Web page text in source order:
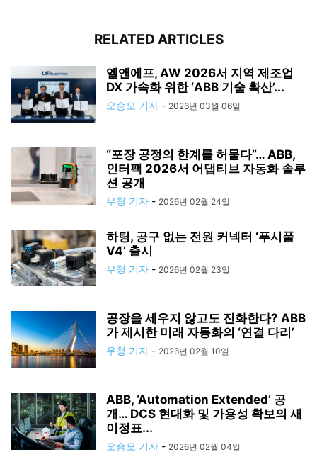
RELATED ARTICLES
엘앤에프, AW 2026서 지역 제조업
DX 가속화 위한 ‘ABB 기술 확산’...
오승모 기자 - 2026년 03월 06일
“포장 공정의 한계를 허물다”… ABB,
인터팩 2026서 어댑티브 자동화 솔루
션 공개
우청 기자 - 2026년 02월 24일
하팅, 공구 없는 전원 커넥터 ‘푸시풀
V4’ 출시
우청 기자 - 2026년 02월 23일
공장을 세우지 않고도 진화한다? ABB
가 제시한 미래 자동화의 ‘연결 다리’
우청 기자 - 2026년 02월 10일
ABB, ‘Automation Extended’ 공
개… DCS 현대화 및 가용성 확보의 새
이정표...
오승모 기자 - 2026년 02월 04일